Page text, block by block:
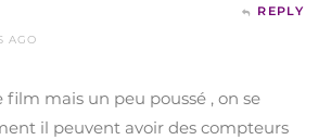
AGO
REPLY
mais un peu poussé , on se
il peuvent avoir des compteurs